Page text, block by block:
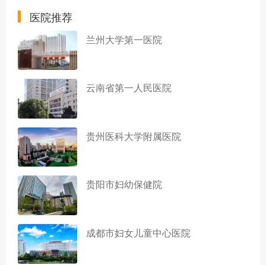
医院推荐
兰州大学第一医院
云南省第一人民医院
贵州医科大学附属医院
贵阳市妇幼保健院
成都市妇女儿童中心医院